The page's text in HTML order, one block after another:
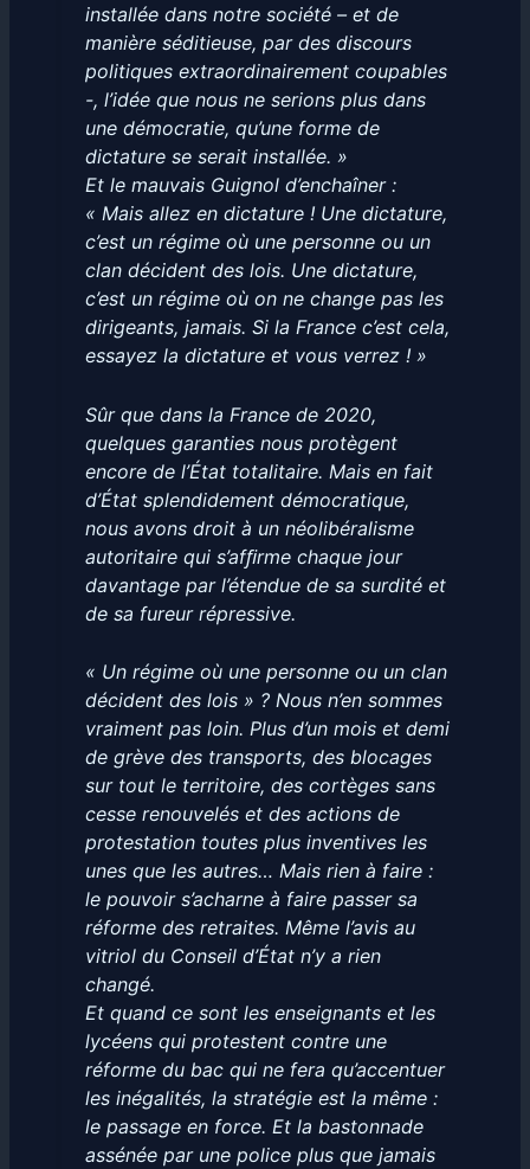
installée dans notre société – et de
manière séditieuse, par des discours
politiques extraordinairement coupables
-, l’idée que nous ne serions plus dans
une démocratie, qu’une forme de
dictature se serait installée. »
Et le mauvais Guignol d’enchaîner :
« Mais allez en dictature ! Une dictature,
c’est un régime où une personne ou un
clan décident des lois. Une dictature,
c’est un régime où on ne change pas les
dirigeants, jamais. Si la France c’est cela,
essayez la dictature et vous verrez ! »
Sûr que dans la France de 2020,
quelques garanties nous protègent
encore de l’État totalitaire. Mais en fait
d’État splendidement démocratique,
nous avons droit à un néolibéralisme
autoritaire qui s’afﬁrme chaque jour
davantage par l’étendue de sa surdité et
de sa fureur répressive.
« Un régime où une personne ou un clan
décident des lois » ? Nous n’en sommes
vraiment pas loin. Plus d’un mois et demi
de grève des transports, des blocages
sur tout le territoire, des cortèges sans
cesse renouvelés et des actions de
protestation toutes plus inventives les
unes que les autres… Mais rien à faire :
le pouvoir s’acharne à faire passer sa
réforme des retraites. Même l’avis au
vitriol du Conseil d’État n’y a rien
changé.
Et quand ce sont les enseignants et les
lycéens qui protestent contre une
réforme du bac qui ne fera qu’accentuer
les inégalités, la stratégie est la même :
le passage en force. Et la bastonnade
assénée par une police plus que jamais